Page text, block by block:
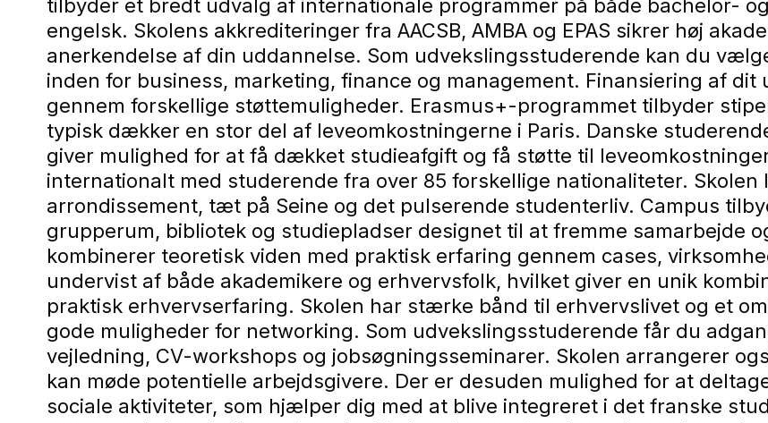
tilbyder et bredt udvalg af internationale programmer på både bachelor-
engelsk. Skolens akkrediteringer fra AACSB, AMBA og EPAS sikrer høj
anerkendelse af din uddannelse. Som udvekslingsstuderende kan du
inden for business, marketing, finance og management. Finansiering af
gennem forskellige støttemuligheder. Erasmus+-programmet tilbyder
typisk dækker en stor del af leveomkostningerne i Paris. Danske
giver mulighed for at få dækket studieafgift og få støtte til
internationalt med studerende fra over 85 forskellige nationaliteter. Skolen
arrondissement, tæt på Seine og det pulserende studenterliv. Campus
grupperum, bibliotek og studiepladser designet til at fremme samarbejde
kombinerer teoretisk viden med praktisk erfaring gennem cases,
undervist af både akademikere og erhvervsfolk, hvilket giver en unik
praktisk erhvervserfaring. Skolen har stærke bånd til erhvervslivet og et
gode muligheder for networking. Som udvekslingsstuderende får du
vejledning, CV-workshops og jobsøgningsseminarer. Skolen arrangerer
kan møde potentielle arbejdsgivere. Der er desuden mulighed for at
sociale aktiviteter, som hjælper dig med at blive integreret i det franske